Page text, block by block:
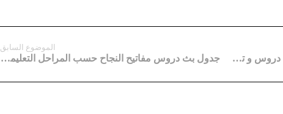
مجلة المعين في العلوم الطبيعية ثانية ثانوي دروس و تمارين
الموضوع السابق
جدول بث دروس مفاتيح النجاح حسب المراحل التعليمية والمواد الفترة من 10 إلى 25 فيفري 2021